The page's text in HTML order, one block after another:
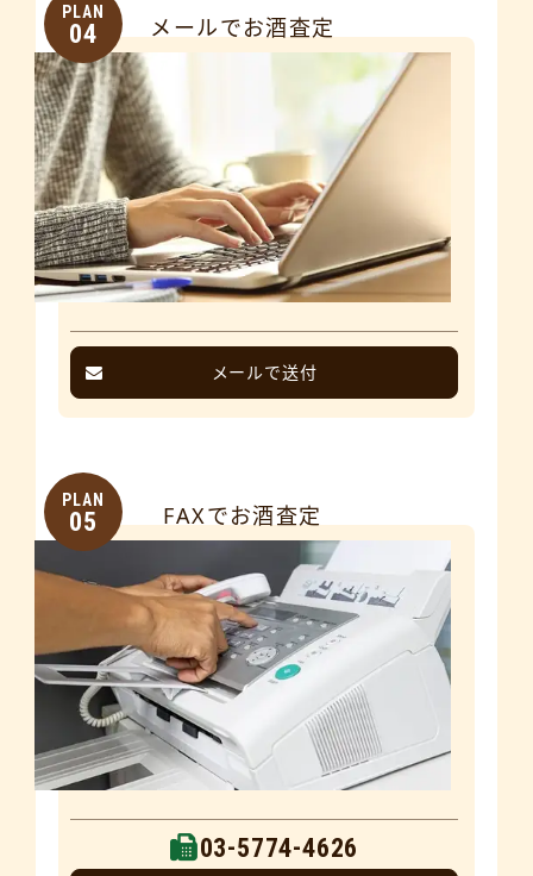
PLAN
04 メールでお酒査定
メールで送付
PLAN
05 FAXでお酒査定
03-5774-4626